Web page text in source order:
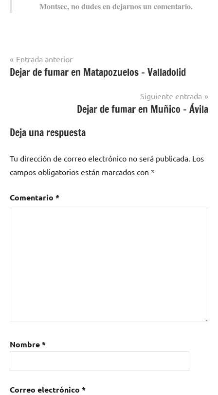
Montsec, no dudes en dejarnos un comentario.
Dejar de
Navegación
de
Entrada anterior
Dejar de fumar en Matapozuelos – Valladolid
Siguiente entrada
Dejar de fumar en Muñico – Ávila
Deja una respuesta
Tu dirección de correo electrónico no será publicada. Los
campos obligatorios están marcados con *
Comentario *
Nombre*
Correo electrónico *